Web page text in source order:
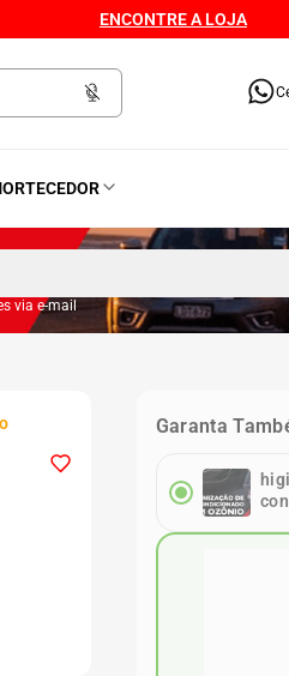
ENCONTRE A LOJA
via e-mail
Garanta